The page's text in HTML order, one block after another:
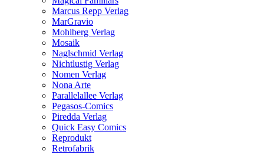
Marcus Repp Verlag
MarGravio
Mohlberg Verlag
Mosaik
Naglschmid Verlag
Nichtlustig Verlag
Nomen Verlag
Nona Arte
Parallelallee Verlag
Pegasos-Comics
Piredda Verlag
Quick Easy Comics
Reprodukt
Retrofabrik